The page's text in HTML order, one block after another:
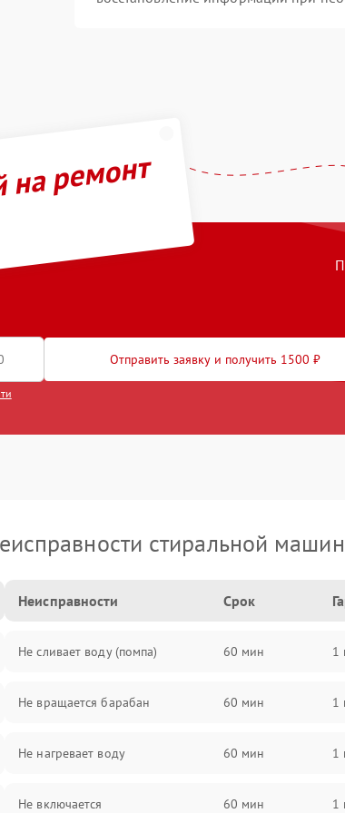
ремонт
Отправить заявку и получить 1500 ₽
стиральной
Неисправности Срок
Не сливает воду (помпа) 60 мин 1
Не вращается барабан 60 мин 1
Не нагревает воду 60 мин 1
Не включается 60 мин 1